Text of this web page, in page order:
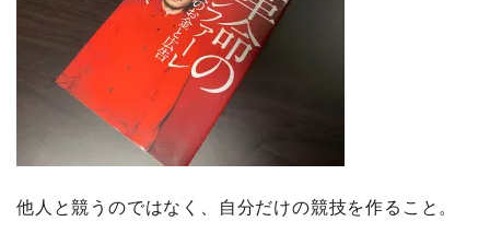
他人と競うのではなく、自分だけの競技を作ること。